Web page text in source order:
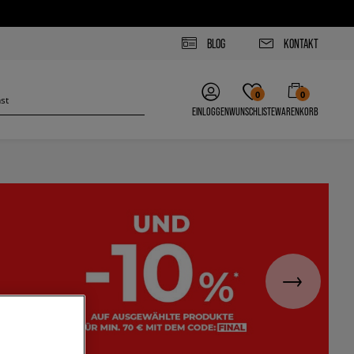
BLOG KONTAKT
EINLOGGEN
0
WUNSCHLISTE
0
WARENKORB